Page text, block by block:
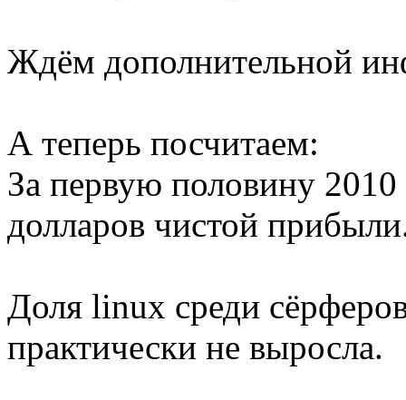
Ждём дополнительной
А теперь посчитаем:
За первую половину
долларов чистой
Доля linux среди
практически не выросла.